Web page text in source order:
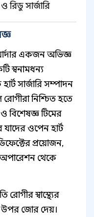
রিডু সার্জারি
একজন অভিজ্ঞ
স্বনামধন্য
সার্জারি সম্পাদন
নিশ্চিত হতে
বিশেষজ্ঞ টিমের
ওপেন হার্ট
প্রয়োজন,
অপারেশন থেকে
রোগীর স্বাস্থ্যের
উপর জোর দেয়।